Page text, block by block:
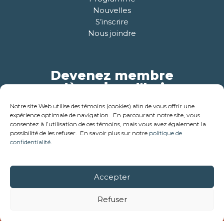
Notre site Web utilise des témoins (cookies) afin de vous offrir une
expérience optimale de navigation. En parcourant notre site, vous
consentez à l’utilisation de ces témoins, mais vous avez également la
possibilité de les refuser. En savoir plus sur notre politique de
confidentialité.
Accepter
Refuser
Nouvelles
S’inscrire
Nous joindre
Devenez membre
dès aujourd'hui
Pour plus d'informations
© 2018-2026 - Corporation des ainés de la cabane en bois
rond . Tous droits réservés